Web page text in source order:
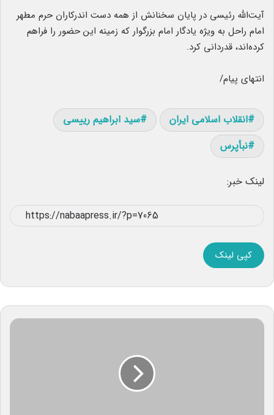
آیت‌الله رئیسی در پایان سخنانش از همه دست اندرکاران حرم مطهر
امام راحل به ویژه یادگار امام بزرگوار که زمینه این حضور را فراهم
کرده‌اند، قدردانی کرد.
انتهای پیام/
انقلاب اسلامی ایران
سید ابراهیم رییسی
نبأپرس
لینک خبر:
کپی لینک